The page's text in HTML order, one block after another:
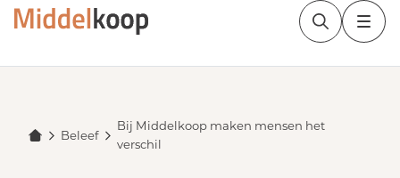
Beleef
Bij Middelkoop maken mensen het
verschil